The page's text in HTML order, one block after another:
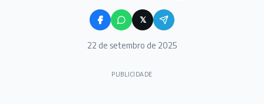
𝕏
22 de setembro de 2025
PUBLICIDADE